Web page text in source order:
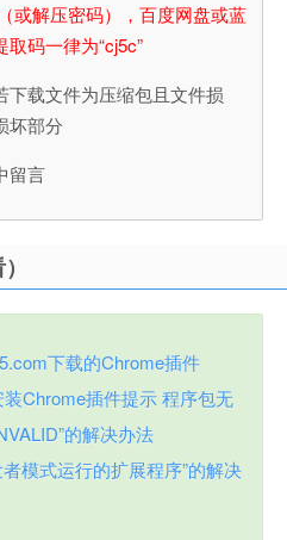
或解压密码），百度网盘或蓝
码一律为“cj5c”
载文件为压缩包且文件损
坏部分
留言
下载的Chrome插件
Chrome插件提示 程序包无
的解决办法
模式运行的扩展程序”的解决